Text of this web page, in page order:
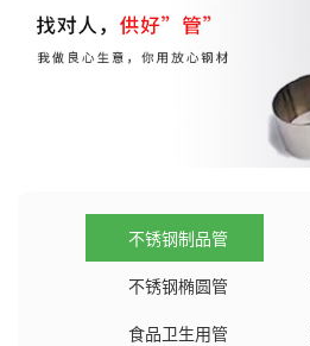
不锈钢制品管
不锈钢椭圆管
食品卫生用管